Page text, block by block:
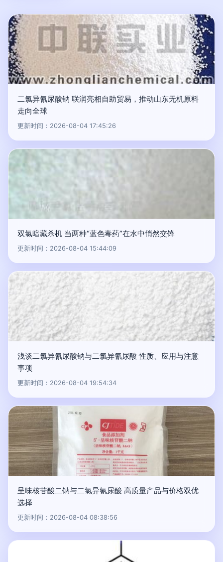
二氯异氰尿酸钠 联润亮相自助贸易，推动山东无机原料
走向全球
更新时间：2026-08-04 17:45:26
双氯暗藏杀机 当两种“蓝色毒药”在水中悄然交锋
更新时间：2026-08-04 15:44:09
浅谈二氯异氰尿酸钠与二氯异氰尿酸 性质、应用与注意
事项
更新时间：2026-08-04 19:54:34
呈味核苷酸二钠与二氯异氰尿酸 高质量产品与价格双优
选择
更新时间：2026-08-04 08:38:56